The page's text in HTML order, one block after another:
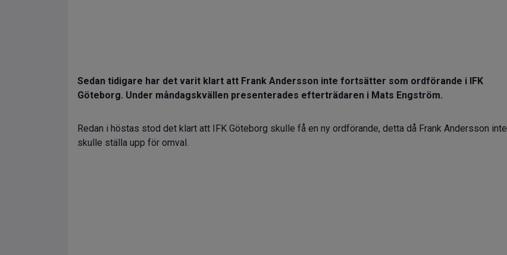
Sedan tidigare har det varit klart att Frank Andersson inte fortsätter som ordförande i IFK
Göteborg. Under måndagskvällen presenterades efterträdaren i Mats Engström.
Redan i höstas stod det klart att IFK Göteborg skulle få en ny ordförande, detta då Frank Andersson inte
skulle ställa upp för omval.